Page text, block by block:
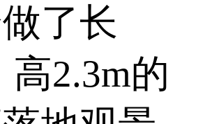
了长
高2.3m的